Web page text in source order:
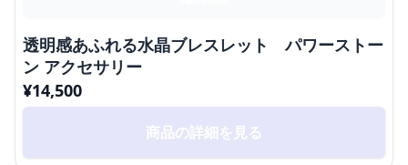
透明感あふれる水晶ブレスレット パワーストー
ン アクセサリー
¥14,500
商品の詳細を見る